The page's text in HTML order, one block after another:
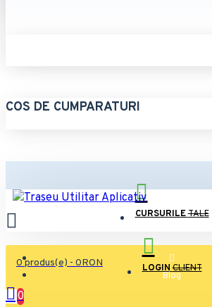
COS DE CUMPARATURI
CURSURILETALE
LOGINCLIENT
0 produs(e) - 0RON
0
Blog